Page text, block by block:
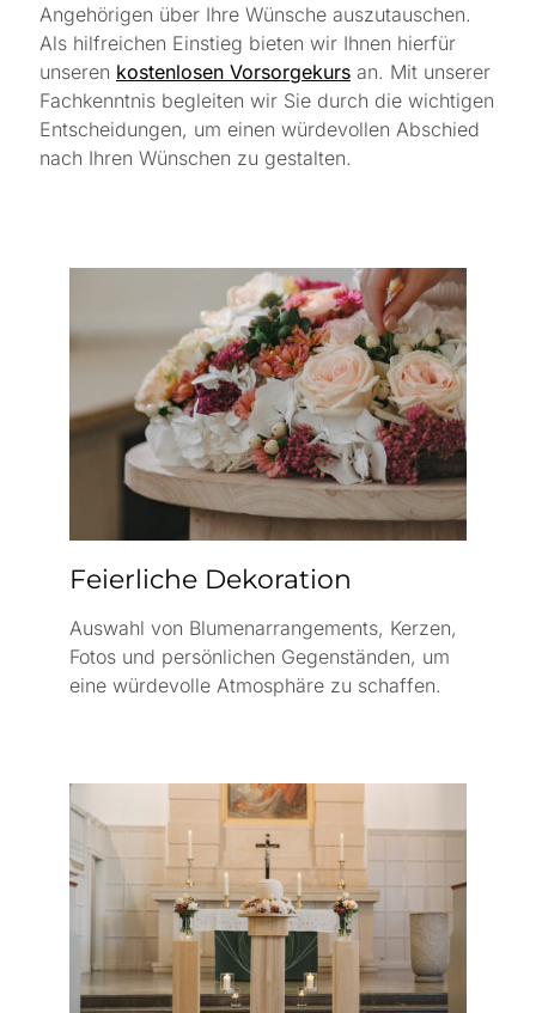
Angehörigen über Ihre Wünsche auszutauschen.
Als hilfreichen Einstieg bieten wir Ihnen hierfür
unseren kostenlosen Vorsorgekurs an. Mit unserer
Fachkenntnis begleiten wir Sie durch die wichtigen
Entscheidungen, um einen würdevollen Abschied
nach Ihren Wünschen zu gestalten.
Feierliche Dekoration
Auswahl von Blumenarrangements, Kerzen,
Fotos und persönlichen Gegenständen, um
eine würdevolle Atmosphäre zu schaffen.